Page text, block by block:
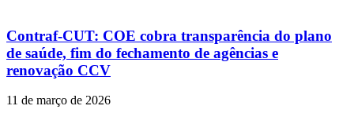
Contraf-CUT: COE cobra transparência do plano
de saúde, fim do fechamento de agências e
renovação CCV
11 de março de 2026